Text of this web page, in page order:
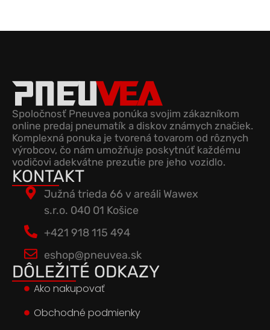
Spoločnosť Pneuvea ponúka svojim zákazníkom
online predaj pneumatík a diskov známych značiek.
Komplexná ponuka je tvorená tovarom od rôznych
výrobcov, čo nám umožňuje poskytnúť každému
vodičovi adekvátne prezutie pre jeho vozidlo.
KONTAKT
Južná trieda 66 v areáli Wawex
s.r.o. 040 01 Košice
+421 918 115 494
eshop@pneuvea.sk
DÔLEŽITÉ ODKAZY
Ako nakupovať
Obchodné podmienky